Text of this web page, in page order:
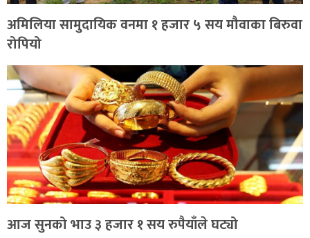
अमिलिया सामुदायिक वनमा १ हजार ५ सय मौवाका बिरुवा
रोपियो
आज सुनको भाउ ३ हजार १ सय रुपैयाँले घट्यो